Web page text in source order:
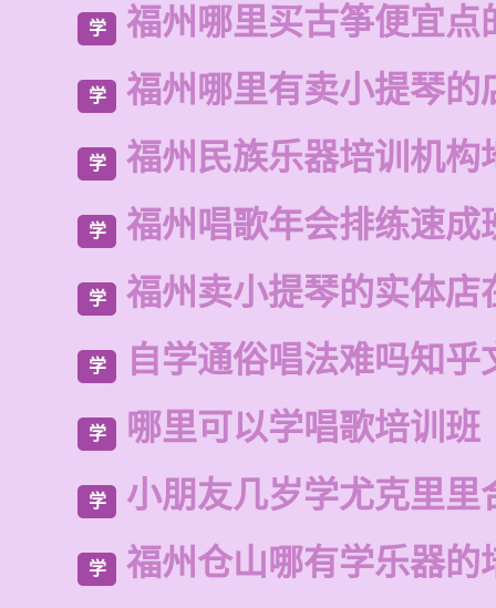
学 福州哪里买古筝便宜点
学 福州哪里有卖小提琴的
学 福州民族乐器培训机构
学 福州唱歌年会排练速成
学 福州卖小提琴的实体店
学 自学通俗唱法难吗知乎
学 哪里可以学唱歌培训班
学 小朋友几岁学尤克里里
学 福州仓山哪有学乐器的